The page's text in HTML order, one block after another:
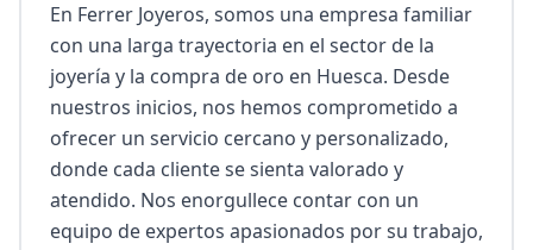
En Ferrer Joyeros, somos una empresa familiar
con una larga trayectoria en el sector de la
joyería y la compra de oro en Huesca. Desde
nuestros inicios, nos hemos comprometido a
ofrecer un servicio cercano y personalizado,
donde cada cliente se sienta valorado y
atendido. Nos enorgullece contar con un
equipo de expertos apasionados por su trabajo,